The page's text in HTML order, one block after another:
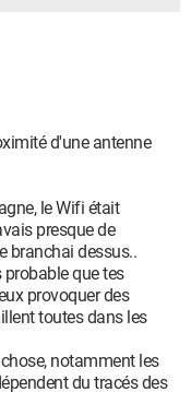
d'une antenne
le Wifi était
presque de
branchai dessus..
probable que tes
provoquer des
toutes dans les
notamment les
du tracés des